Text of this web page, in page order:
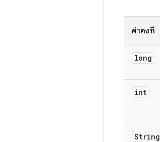
ค่าคงที่
long
int
String